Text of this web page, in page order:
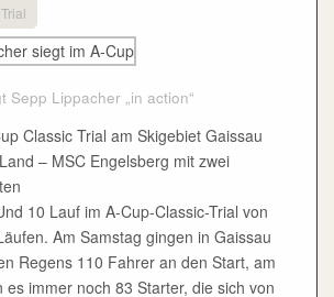
Trial
Sepp Lippacher „in action“
Classic Trial am Skigebiet Gaissau
– MSC Engelsberg mit zwei
10 Lauf im A-Cup-Classic-Trial von
Am Samstag gingen in Gaissau
Regens 110 Fahrer an den Start, am
es immer noch 83 Starter, die sich von